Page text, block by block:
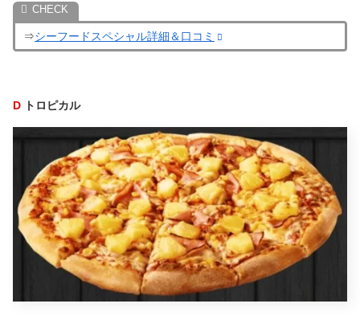
⇒シーフードスペシャル詳細＆口コミ
D トロピカル